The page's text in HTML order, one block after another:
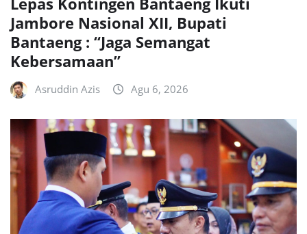
Jambore Nasional XII, Bupati
Bantaeng : “Jaga Semangat
Kebersamaan”
Asruddin Azis Agu 6, 2026